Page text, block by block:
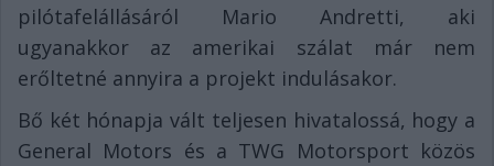
pilótafelállásáról Mario Andretti, aki
ugyanakkor az amerikai szálat már nem
erőltetné annyira a projekt indulásakor.
Bő két hónapja vált teljesen hivatalossá, hogy a
General Motors és a TWG Motorsport közös